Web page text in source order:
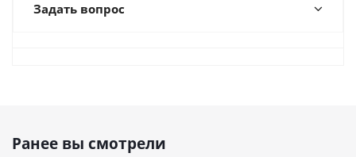
Задать вопрос
Ранее вы смотрели